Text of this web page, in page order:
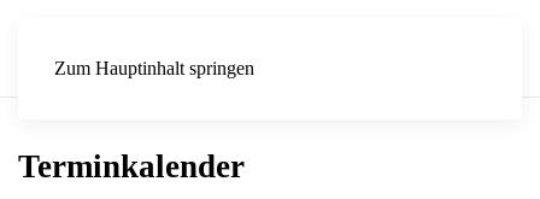
Zum Hauptinhalt springen
Terminkalender